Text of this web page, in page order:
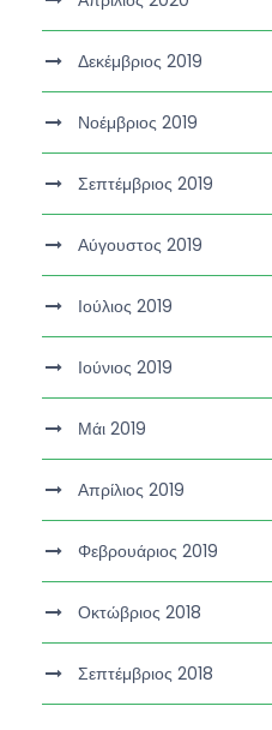
Δεκέμβριος 2019
Νοέμβριος 2019
Σεπτέμβριος 2019
Αύγουστος 2019
Ιούλιος 2019
Ιούνιος 2019
Μάι 2019
Απρίλιος 2019
Φεβρουάριος 2019
Οκτώβριος 2018
Σεπτέμβριος 2018